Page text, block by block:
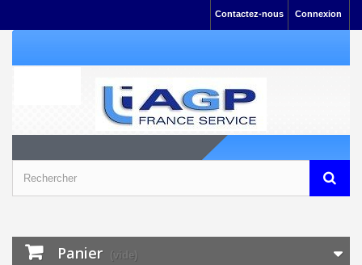
Connexion
Contactez-nous
Panier (vide)